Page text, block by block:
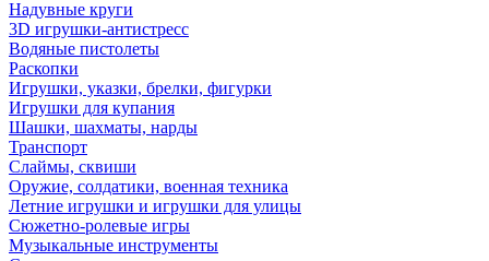
Надувные круги
3D игрушки-антистресс
Водяные пистолеты
Раскопки
Игрушки, указки, брелки, фигурки
Игрушки для купания
Шашки, шахматы, нарды
Транспорт
Слаймы, сквиши
Оружие, солдатики, военная техника
Летние игрушки и игрушки для улицы
Сюжетно-ролевые игры
Музыкальные инструменты